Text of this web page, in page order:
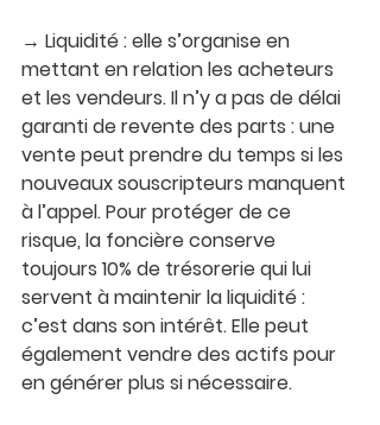
→ Liquidité : elle s’organise en
mettant en relation les acheteurs
et les vendeurs. Il n’y a pas de délai
garanti de revente des parts : une
vente peut prendre du temps si les
nouveaux souscripteurs manquent
à l’appel. Pour protéger de ce
risque, la foncière conserve
toujours 10% de trésorerie qui lui
servent à maintenir la liquidité :
c’est dans son intérêt. Elle peut
également vendre des actifs pour
en générer plus si nécessaire.